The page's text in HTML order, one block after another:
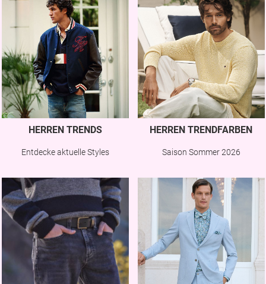
HERREN TRENDS
Entdecke aktuelle Styles
HERREN TRENDFARBEN
Saison Sommer 2026